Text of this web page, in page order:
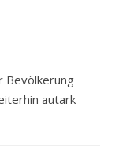
Bevölkerung
autark